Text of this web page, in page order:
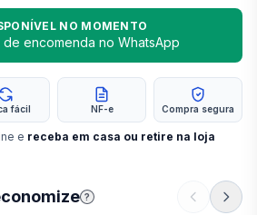
?
NO MOMENTO
encomenda no WhatsApp
fácil NF-e Compra segura
e receba em casa ou retire na loja